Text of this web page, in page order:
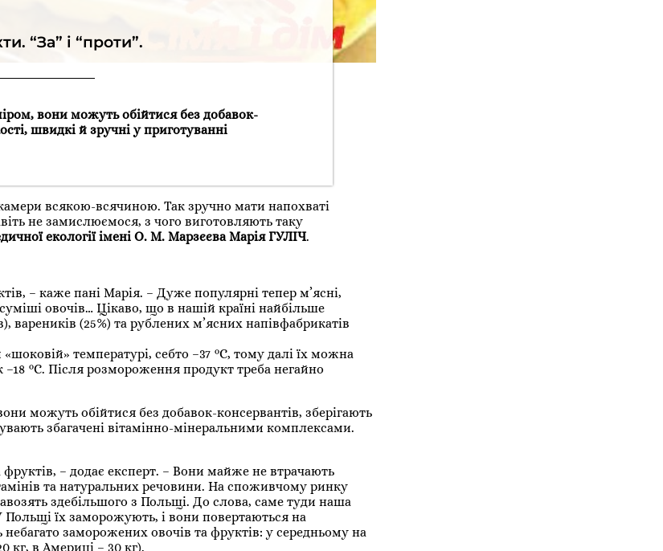
“За” і “проти”.
вони можуть обійтися без добавок-
швидкі й зручні у приготуванні
всякою-всячиною. Так зручно мати напохваті
не замислюємося, з чого виготовляють таку
екології імені О. М. Марзєєва Марія ГУЛІЧ.
– каже пані Марія. – Дуже популярні тепер м’ясні,
овочів… Цікаво, що в нашій країні найбільше
(25%) та рублених м’ясних напівфабрикатів
температурі, себто –37 °С, тому далі їх можна
°С. Після розмороження продукт треба негайно
можуть обійтися без добавок-консервантів, зберігають
збагачені вітамінно-мінеральними комплексами.
– додає експерт. – Вони майже не втрачають
та натуральних речовини. На споживчому ринку
здебільшого з Польщі. До слова, саме туди наша
Польщі їх заморожують, і вони повертаються на
заморожених овочів та фруктів: у середньому на
кг, в Америці – 30 кг).